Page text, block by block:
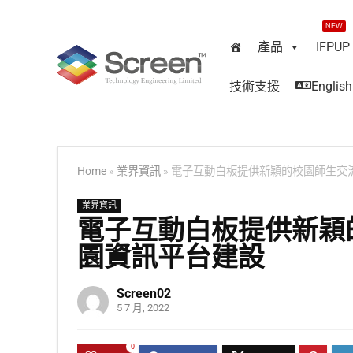
產品
NEW
IFPUP
技術支援 English
Home » 業界資訊 » 電子互動白板提供新穎的校園師生
業界資訊
電子互動白板提供新
園資訊平台建設
Screen02
5 7 月, 2022
0